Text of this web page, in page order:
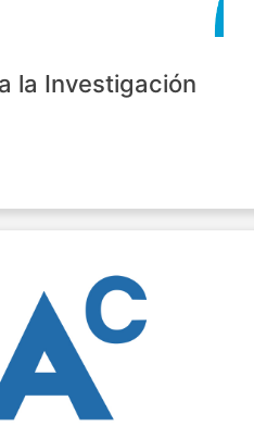
la Investigación